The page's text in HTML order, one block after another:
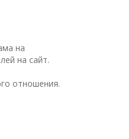
на
на сайт.
отношения.